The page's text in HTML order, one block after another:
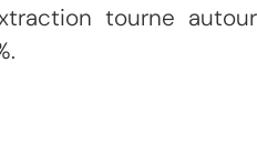
tourne autour